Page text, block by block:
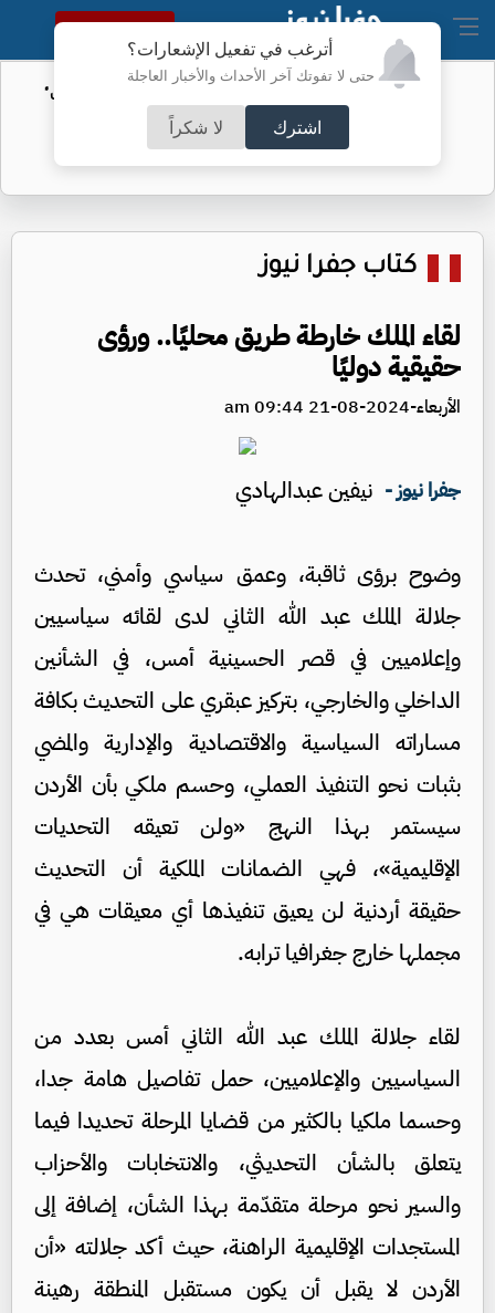
أترغب في تفعيل الإشعارات؟
حتى لا تفوتك آخر الأحداث والأخبار العاجلة
اشترك لا شكراً
النسخة الكاملة
الأمن السيبراني يحذر من رسائل "واتساب"
كتاب جفرا نيوز
لقاء الملك خارطة طريق محليًا.. ورؤى
حقيقية دوليًا
الأربعاء-2024-08-21 09:44 am
جفرا نيوز - نيفين عبدالهادي
وضوح برؤى ثاقبة، وعمق سياسي وأمني، تحدث
جلالة الملك عبد الله الثاني لدى لقائه سياسيين
وإعلاميين في قصر الحسينية أمس، في الشأنين
الداخلي والخارجي، بتركيز عبقري على التحديث بكافة
مساراته السياسية والاقتصادية والإدارية والمضي
بثبات نحو التنفيذ العملي، وحسم ملكي بأن الأردن
سيستمر بهذا النهج «ولن تعيقه التحديات
الإقليمية»، فهي الضمانات الملكية أن التحديث
حقيقة أردنية لن يعيق تنفيذها أي معيقات هي في
مجملها خارج جغرافيا ترابه.
لقاء جلالة الملك عبد الله الثاني أمس بعدد من
السياسيين والإعلاميين، حمل تفاصيل هامة جدا،
وحسما ملكيا بالكثير من قضايا المرحلة تحديدا فيما
يتعلق بالشأن التحديثي، والانتخابات والأحزاب
والسير نحو مرحلة متقدّمة بهذا الشأن، إضافة إلى
المستجدات الإقليمية الراهنة، حيث أكد جلالته «أن
الأردن لا يقبل أن يكون مستقبل المنطقة رهينة